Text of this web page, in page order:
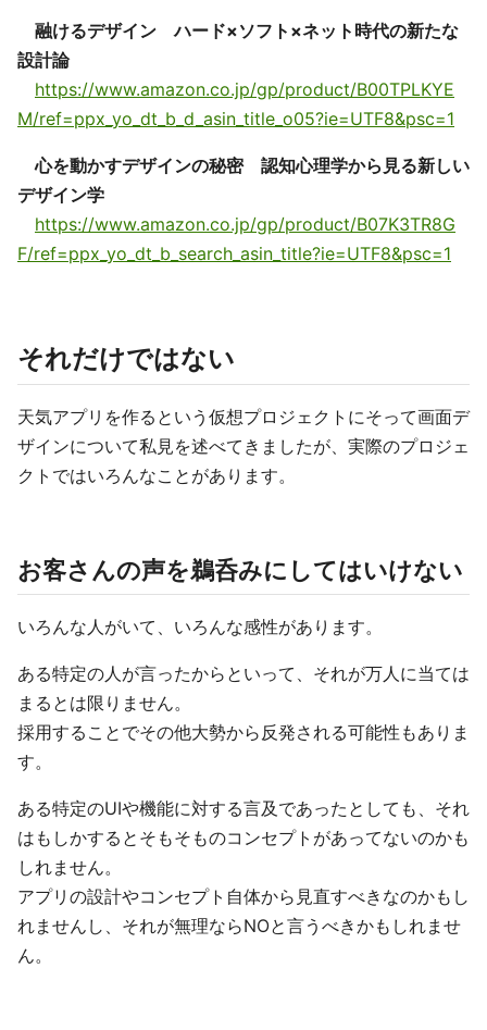
融けるデザイン ハード×ソフト×ネット時代の新たな
設計論
https://www.amazon.co.jp/gp/product/B00TPLKYE
M/ref=ppx_yo_dt_b_d_asin_title_o05?ie=UTF8&psc=1
心を動かすデザインの秘密 認知心理学から見る新しい
デザイン学
https://www.amazon.co.jp/gp/product/B07K3TR8G
F/ref=ppx_yo_dt_b_search_asin_title?ie=UTF8&psc=1
それだけではない
天気アプリを作るという仮想プロジェクトにそって画面デ
ザインについて私見を述べてきましたが、実際のプロジェ
クトではいろんなことがあります。
お客さんの声を鵜呑みにしてはいけない
いろんな人がいて、いろんな感性があります。
ある特定の人が言ったからといって、それが万人に当ては
まるとは限りません。
採用することでその他大勢から反発される可能性もありま
す。
ある特定のUIや機能に対する言及であったとしても、それ
はもしかするとそもそものコンセプトがあってないのかも
しれません。
アプリの設計やコンセプト自体から見直すべきなのかもし
れませんし、それが無理ならNOと言うべきかもしれませ
ん。